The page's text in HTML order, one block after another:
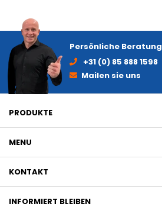
Persönliche Beratung
+31 (0) 85 888 1598
Mailen sie uns
PRODUKTE
MENU
KONTAKT
INFORMIERT BLEIBEN